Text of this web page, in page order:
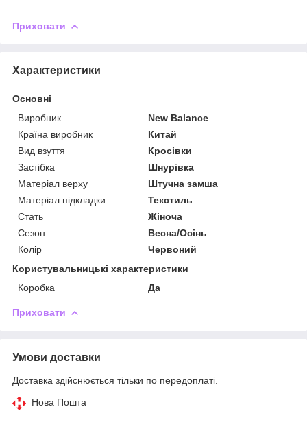
Приховати
Характеристики
Основні
Виробник
New Balance
Країна виробник
Китай
Вид взуття
Кросівки
Застібка
Шнурівка
Матеріал верху
Штучна замша
Матеріал підкладки
Текстиль
Стать
Жіноча
Сезон
Весна/Осінь
Колір
Червоний
Користувальницькі характеристики
Коробка
Да
Приховати
Умови доставки
Доставка здійснюється тільки по передоплаті.
Нова Пошта